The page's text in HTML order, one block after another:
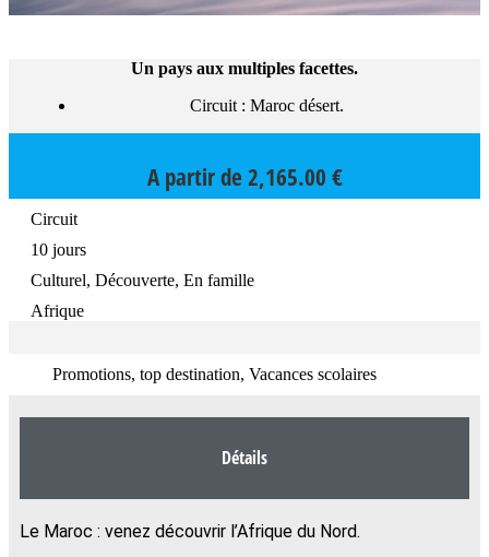
Un pays aux multiples facettes.
Circuit : Maroc désert.
A partir de 2,165.00 €
Circuit
10 jours
Culturel, Découverte, En famille
Afrique
Promotions, top destination, Vacances scolaires
Détails
Le Maroc : venez découvrir l’Afrique du Nord.